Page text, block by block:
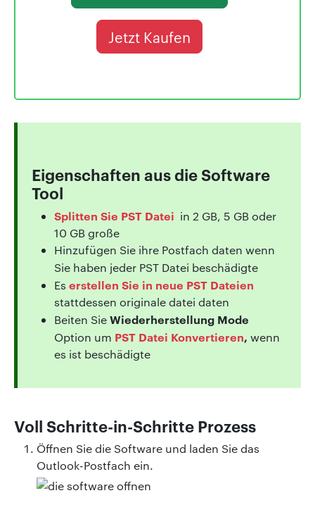
Jetzt Kaufen
Eigenschaften aus die Software
Tool
Splitten Sie PST Datei in 2 GB, 5 GB oder
10 GB große
Hinzufügen Sie ihre Postfach daten wenn
Sie haben jeder PST Datei beschädigte
Es erstellen Sie in neue PST Dateien
stattdessen originale datei daten
Beiten SieWiederherstellung Mode
Option um PST Datei Konvertieren, wenn
es ist beschädigte
Voll Schritte-in-Schritte Prozess
Öffnen Sie die Software und laden Sie das
Outlook-Postfach ein.